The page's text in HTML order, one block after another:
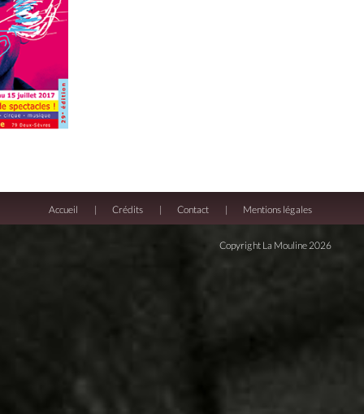
Accueil Crédits Contact Mentions légales
Copyright La Mouline 2026